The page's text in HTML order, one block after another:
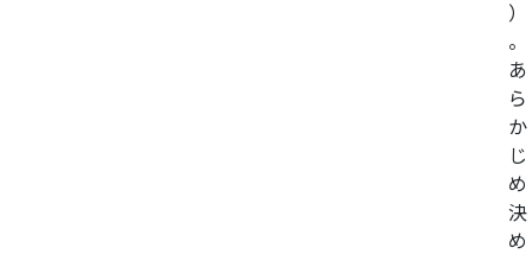
）
。
あ
ら
か
じ
め
決
め